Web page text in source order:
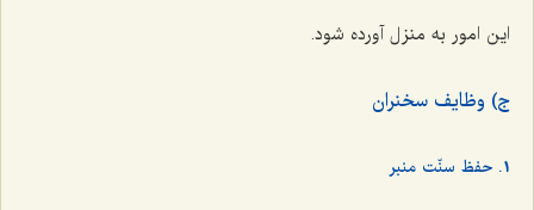
این امور به منزل آورده شود.
ج) وظایف سخنران
1. حفظ سنّت منبر